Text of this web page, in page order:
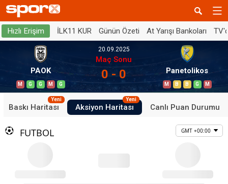
Hızlı Erişim İLK11 KUR Günün Özeti At Yarışı Bankoları
PAOK
M G G M G
20.09.2025
Maç Sonu
0 - 0 Panetolikos
M B B G M
Baskı Haritası
Yeni
Aksiyon Haritası
Yeni
Canlı Puan Durumu
FUTBOL GMT +00:00